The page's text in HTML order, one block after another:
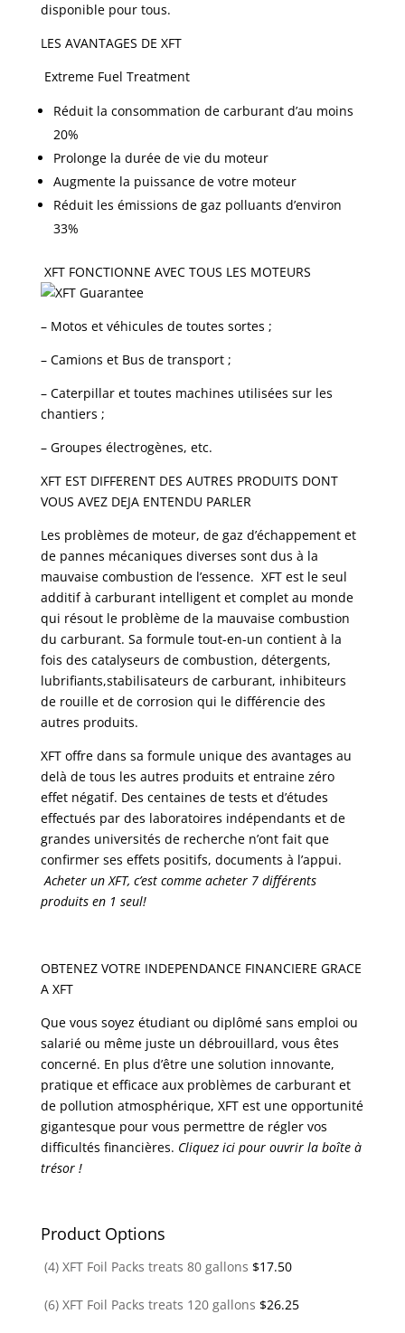
disponible pour tous.
LES AVANTAGES DE XFT
Extreme Fuel Treatment
Réduit la consommation de carburant d’au moins
20%
Prolonge la durée de vie du moteur
Augmente la puissance de votre moteur
Réduit les émissions de gaz polluants d’environ
33%
XFT FONCTIONNE AVEC TOUS LES MOTEURS
– Motos et véhicules de toutes sortes ;
– Camions et Bus de transport ;
– Caterpillar et toutes machines utilisées sur les
chantiers ;
– Groupes électrogènes, etc.
XFT EST DIFFERENT DES AUTRES PRODUITS DONT
VOUS AVEZ DEJA ENTENDU PARLER
Les problèmes de moteur, de gaz d’échappement et
de pannes mécaniques diverses sont dus à la
mauvaise combustion de l’essence. XFT est le seul
additif à carburant intelligent et complet au monde
qui résout le problème de la mauvaise combustion
du carburant. Sa formule tout-en-un contient à la
fois des catalyseurs de combustion, détergents,
lubrifiants,stabilisateurs de carburant, inhibiteurs
de rouille et de corrosion qui le différencie des
autres produits.
XFT offre dans sa formule unique des avantages au
delà de tous les autres produits et entraine zéro
effet négatif. Des centaines de tests et d’études
effectués par des laboratoires indépendants et de
grandes universités de recherche n’ont fait que
confirmer ses effets positifs, documents à l’appui.
Acheter un XFT, c’est comme acheter 7 différents
produits en 1 seul!
OBTENEZ VOTRE INDEPENDANCE FINANCIERE GRACE
A XFT
Que vous soyez étudiant ou diplômé sans emploi ou
salarié ou même juste un débrouillard, vous êtes
concerné. En plus d’être une solution innovante,
pratique et efficace aux problèmes de carburant et
de pollution atmosphérique, XFT est une opportunité
gigantesque pour vous permettre de régler vos
difficultés financières. Cliquez ici pour ouvrir la boîte à
trésor !
Product Options
(4) XFT Foil Packs treats 80 gallons $17.50
(6) XFT Foil Packs treats 120 gallons $26.25